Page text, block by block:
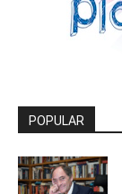
POPULAR